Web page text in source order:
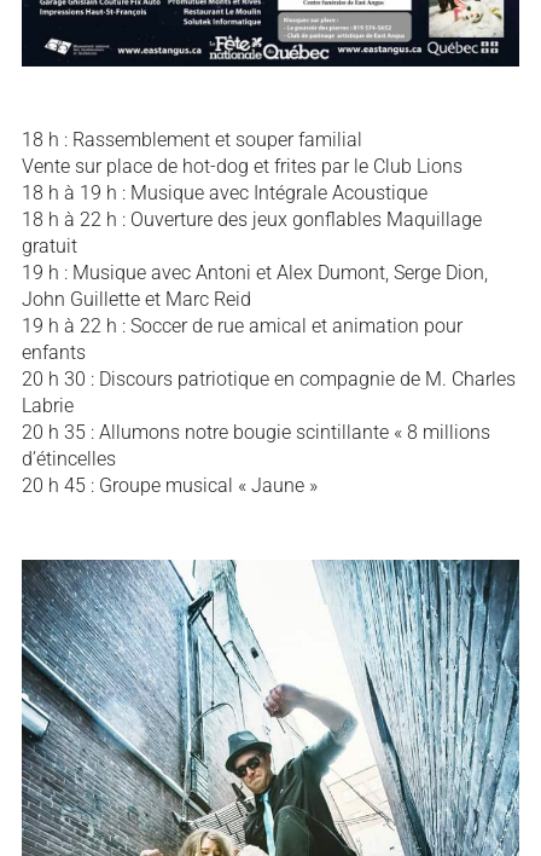
18 h : Rassemblement et souper familial
Vente sur place de hot-dog et frites par le Club Lions
18 h à 19 h : Musique avec Intégrale Acoustique
18 h à 22 h : Ouverture des jeux gonflables Maquillage
gratuit
19 h : Musique avec Antoni et Alex Dumont, Serge Dion,
John Guillette et Marc Reid
19 h à 22 h : Soccer de rue amical et animation pour
enfants
20 h 30 : Discours patriotique en compagnie de M. Charles
Labrie
20 h 35 : Allumons notre bougie scintillante « 8 millions
d’étincelles
20 h 45 : Groupe musical « Jaune »